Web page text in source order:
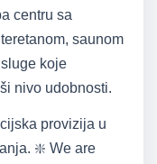
centru sa
saunom
koje
nivo udobnosti.
provizija u
❇️ We are